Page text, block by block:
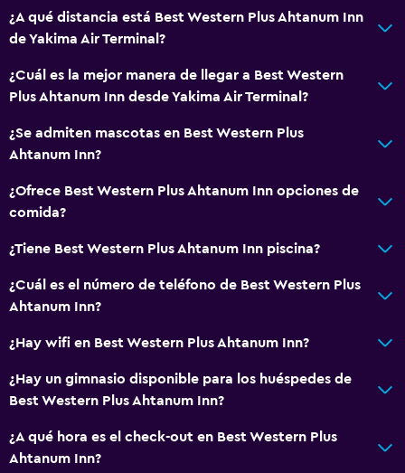
Cocina
Lavavajillas
Microondas
Tetera/cafetera
Nevera
Cafetera
Cocina
Parrilla
Chimenea exterior
Área de picnic
Comedor
¿A qué distancia está Best Western Plus Ahtanum Inn
de Yakima Air Terminal?
¿Cuál es la mejor manera de llegar a Best Western
Plus Ahtanum Inn desde Yakima Air Terminal?
¿Se admiten mascotas en Best Western Plus
Ahtanum Inn?
¿Ofrece Best Western Plus Ahtanum Inn opciones de
comida?
¿Tiene Best Western Plus Ahtanum Inn piscina?
¿Cuál es el número de teléfono de Best Western Plus
Ahtanum Inn?
¿Hay wifi en Best Western Plus Ahtanum Inn?
¿Hay un gimnasio disponible para los huéspedes de
Best Western Plus Ahtanum Inn?
¿A qué hora es el check-out en Best Western Plus
Ahtanum Inn?